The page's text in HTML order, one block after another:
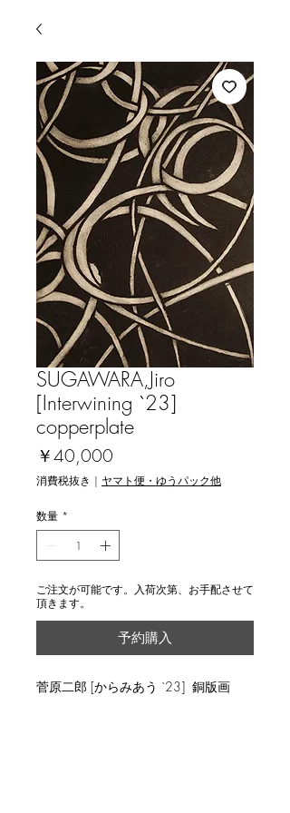
SUGAWARA,Jiro
[Interwining `23]
copperplate
￥40,000
格
消費税抜き | ヤマト便・ゆうパック他
数量 *
ご注文が可能です。入荷次第、お手配させて
頂きます。
予約購入
菅原二郎 [からみあう `23] 銅版画